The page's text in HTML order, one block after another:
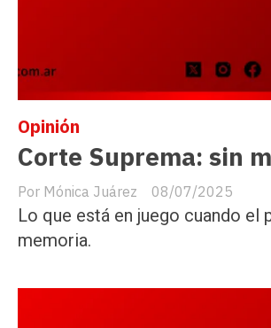
Corte Suprema: sin
Mónica Juárez
Opinión
08/07/2025
Lo que está en juego cuando el
memoria.